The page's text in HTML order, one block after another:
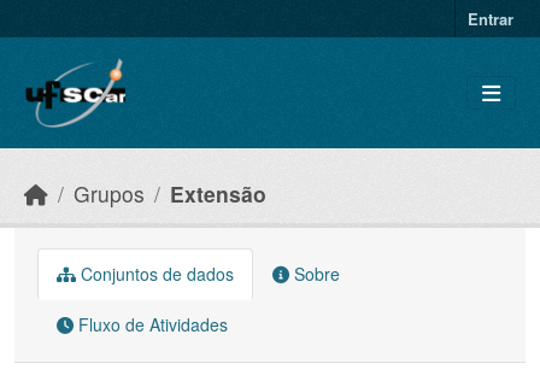
Entrar
Grupos Extensão
Conjuntos de dados Sobre
Fluxo de Atividades